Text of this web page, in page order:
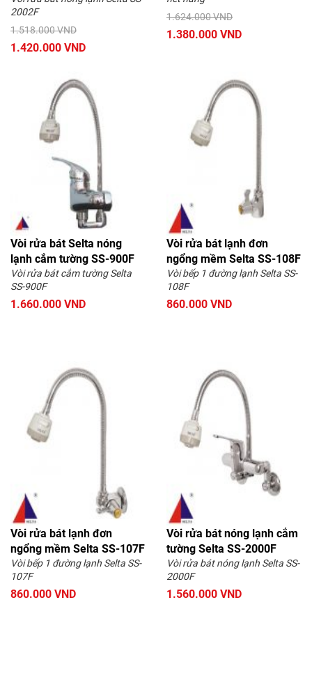
2002F
1.518.000 VND
1.420.000 VND
1.624.000 VND
1.380.000 VND
Vòi rửa bát Selta nóng
lạnh cắm tường SS-900F
Vòi rửa bát cắm tường Selta
SS-900F
1.660.000 VND
Vòi rửa bát lạnh đơn
ngổng mềm Selta SS-108F
Vòi bếp 1 đường lạnh Selta SS-
108F
860.000 VND
Vòi rửa bát lạnh đơn
ngổng mềm Selta SS-107F
Vòi bếp 1 đường lạnh Selta SS-
107F
860.000 VND
Vòi rửa bát nóng lạnh cắm
tường Selta SS-2000F
Vòi rửa bát nóng lạnh Selta SS-
2000F
1.560.000 VND